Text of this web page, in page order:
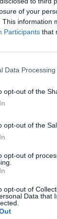
of your
This information
Participants that
Data
opt-out of the
opt-out of the
opt-out of
opt-out of
Data that
hogyan
továbbá
portfolio.hu